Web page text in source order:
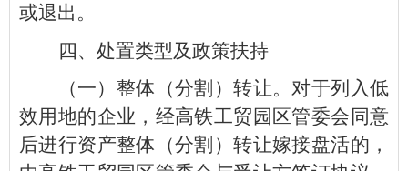
或退出。
四、处置类型及政策扶持
（一）整体（分割）转让。对于列入低
效用地的企业，经高铁工贸园区管委会同意
后进行资产整体（分割）转让嫁接盘活的，